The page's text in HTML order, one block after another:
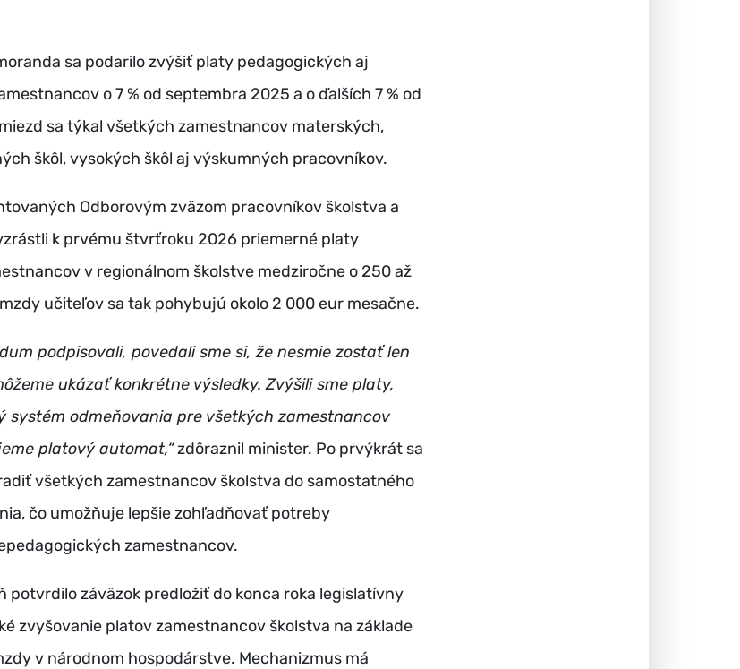
sa podarilo zvýšiť platy pedagogických aj
o 7 % od septembra 2025 a o ďalších 7 % od
sa týkal všetkých zamestnancov materských,
škôl, vysokých škôl aj výskumných pracovníkov.
Odborovým zväzom pracovníkov školstva a
k prvému štvrťroku 2026 priemerné platy
v regionálnom školstve medziročne o 250 až
učiteľov sa tak pohybujú okolo 2 000 eur mesačne.
podpisovali, povedali sme si, že nesmie zostať len
ukázať konkrétne výsledky. Zvýšili sme platy,
systém odmeňovania pre všetkých zamestnancov
platový automat,“zdôraznil minister. Po prvýkrát sa
všetkých zamestnancov školstva do samostatného
čo umožňuje lepšie zohľadňovať potreby
zamestnancov.
potvrdilo záväzok predložiť do konca roka legislatívny
zvyšovanie platov zamestnancov školstva na základe
v národnom hospodárstve. Mechanizmus má